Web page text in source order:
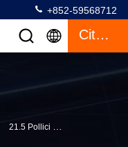
+852-59568712
Citazione
21.5 Pollici Touch Display Self-Check-In Hotel Chiosco Con Distributore Di Chiavi E Lettore Di Passaporto